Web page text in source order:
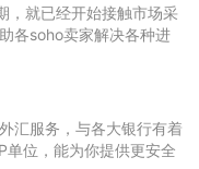
，就已经开始接触市场采
各soho卖家解决各种进
汇服务，与各大银行有着
单位，能为你提供更安全